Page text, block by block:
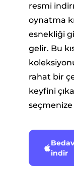
resmi
oynatma
esnekliği
gelir. Bu
rahat bir
keyfini
seçmenize
indir